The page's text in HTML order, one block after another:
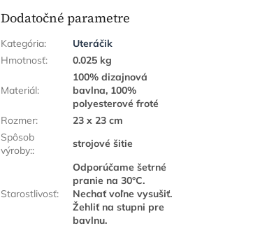
Dodatočné parametre
Kategória:
Uteráčik
Hmotnosť: 0.025 kg
Materiál:
100% dizajnová
bavlna, 100%
polyesterové froté
Rozmer:
23 x 23 cm
Spôsob
výroby::
strojové šitie
Starostlivosť:
Odporúčame šetrné
pranie na 30°C.
Nechať voľne vysušiť.
Žehliť na stupni pre
bavlnu.